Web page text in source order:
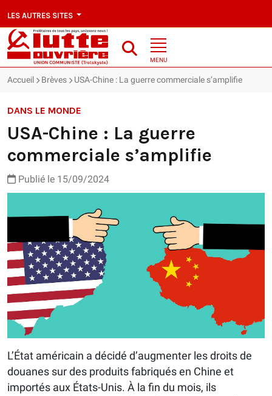
LES AUTRES SITES
MENU
Accueil Brèves USA-Chine : La guerre commerciale s’amplifie
DANS LE MONDE
USA-Chine : La guerre
commerciale s’amplifie
Publié le 15/09/2024
L’État américain a décidé d’augmenter les droits de
douanes sur des produits fabriqués en Chine et
importés aux États-Unis. À la fin du mois, ils